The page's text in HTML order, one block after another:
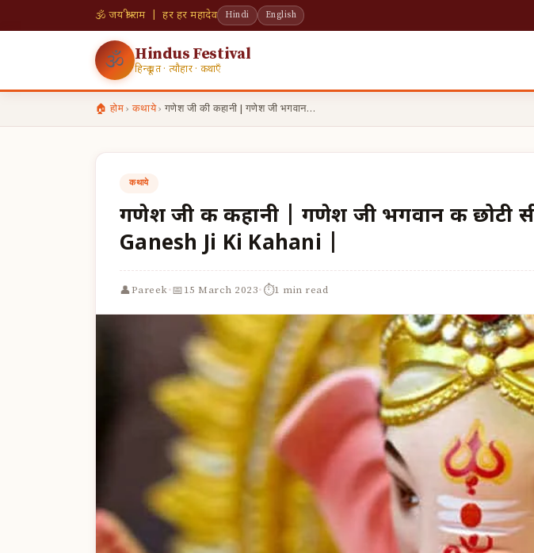
🕉 जय श्री राम | हर हर महादेव Hindi English
🕉 Hindus Festival
हिन्दू व्रत · त्यौहार · कथाएँ
🏠 होम› कथाये› गणेश जी की कहानी | गणेश जी भगवान…
कथाये
गणेश जी की कहानी | गणेश जी भगवान की छोटी
Ganesh Ji Ki Kahani |
👤Pareek·📅15 March 2023·⏱1 min read